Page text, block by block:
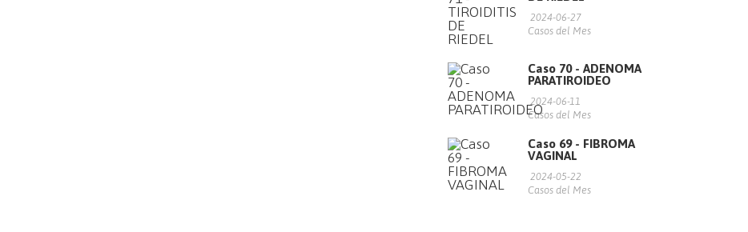
2024-06-27
Casos del Mes
Caso 70 - ADENOMA
PARATIROIDEO
2024-06-11
Casos del Mes
Caso 69 - FIBROMA
VAGINAL
2024-05-22
Casos del Mes